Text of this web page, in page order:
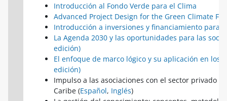
Introducción al Fondo Verde para el Clima
Advanced Project Design for the Green Climate
Introducción a inversiones y financiamiento para
La Agenda 2030 y las oportunidades para las
edición)
El enfoque de marco lógico y su aplicación en los
edición)
Impulso a las asociaciones con el sector privado
Caribe (Español, Inglés)